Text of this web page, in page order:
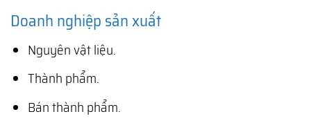
Doanh nghiệp sản xuất
Nguyên vật liệu.
Thành phẩm.
Bán thành phẩm.